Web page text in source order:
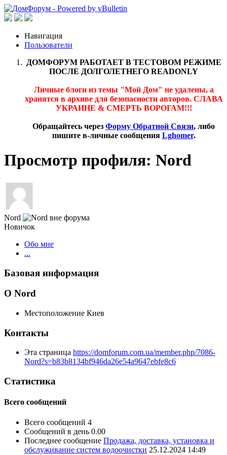
Навигация
Пользователи
ДОМФОРУМ РАБОТАЕТ В ТЕСТОВОМ РЕЖИМЕ
ПОСЛЕ ДОЛГОЛЕТНЕГО READONLY
Личные блоги из темы "Мой Дом" не удалены, а
хранятся в архиве для безопасности авторов. СЛАВА
УКРАИНЕ & СМЕРТЬ ВОРОГАМ!!!
Обращайтесь через Форму Обратной Связи, либо
пишите в-личные сообщения Lghomer.
Просмотр профиля: Nord
Nord
Новичок
Обо мне
...
Базовая информация
О Nord
Местоположение Киев
Контакты
Эта страница https://domforum.com.ua/member.php/7086-
Nord?s=b83b8134bf946da26e54a9647ebfe8c6
Статистика
Всего сообщений
Всего сообщений 4
Сообщений в день 0.00
Последнее сообщение Продажа, доставка, установка и
обслуживание систем водоочистки 25.12.2024 14:49